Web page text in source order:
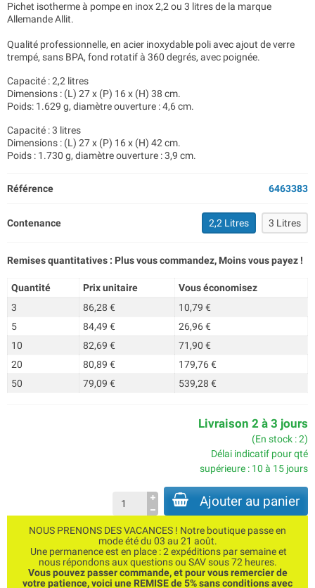
Pichet isotherme à pompe en inox 2,2 ou 3 litres de la marque
Allemande Allit.
Qualité professionnelle, en acier inoxydable poli avec ajout de verre
trempé, sans BPA, fond rotatif à 360 degrés, avec poignée.
Capacité : 2,2 litres
Dimensions : (L) 27 x (P) 16 x (H) 38 cm.
Poids: 1.629 g, diamètre ouverture : 4,6 cm.
Capacité : 3 litres
Dimensions : (L) 27 x (P) 16 x (H) 42 cm.
Poids : 1.730 g, diamètre ouverture : 3,9 cm.
Référence 6463383
Contenance 2,2 Litres 3 Litres
Remises quantitatives : Plus vous commandez, Moins vous payez !
Quantité Prix unitaire
Vous économisez
3
86,28 €
10,79 €
5
84,49 €
26,96 €
10
82,69 €
71,90 €
20
80,89 €
179,76 €
50
79,09 € 539,28 €
Livraison 2 à 3 jours
(En stock : 2)
Délai indicatif pour qté
supérieure : 10 à 15 jours
Ajouter au panier
NOUS PRENONS DES VACANCES ! Notre boutique passe en
mode été du 03 au 21 août.
Une permanence est en place : 2 expéditions par semaine et
nous répondons aux questions ou SAV sous 72 heures.
Vous pouvez passer commande, et pour vous remercier de
votre patience, voici une REMISE de 5% sans conditions avec